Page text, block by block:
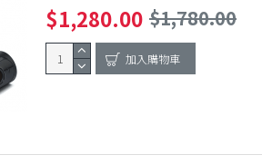
$1,280.00 $1,780.00
加入購物車